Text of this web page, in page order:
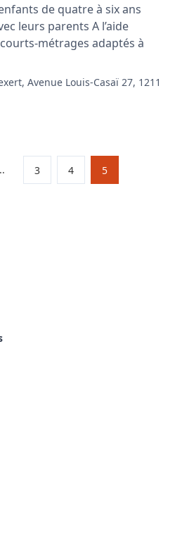
de quatre à six ans
leurs parents A l’aide
métrages adaptés à
Avenue Louis-Casaï 27, 1211
3 4 5